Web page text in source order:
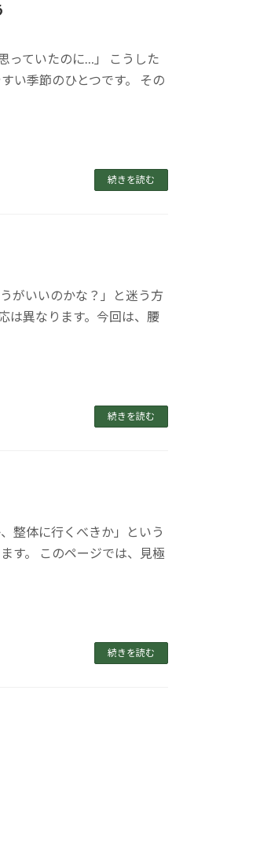
っていたのに…」 こうした
い季節のひとつです。 その
続きを読む
がいいのかな？」と迷う方
は異なります。今回は、腰
続きを読む
整体に行くべきか」という
す。 このページでは、見極
続きを読む